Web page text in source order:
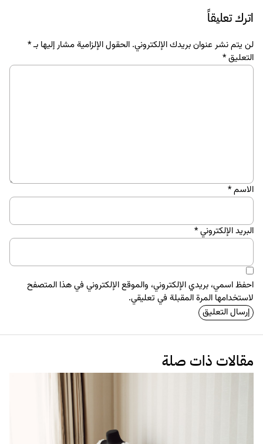
اترك تعليقاً
لن يتم نشر عنوان بريدك الإلكتروني. الحقول الإلزامية مشار إليها بـ*
التعليق*
الاسم*
البريد الإلكتروني*
احفظ اسمي، بريدي الإلكتروني، والموقع الإلكتروني في هذا المتصفح
لاستخدامها المرة المقبلة في تعليقي.
مقالات ذات صلة